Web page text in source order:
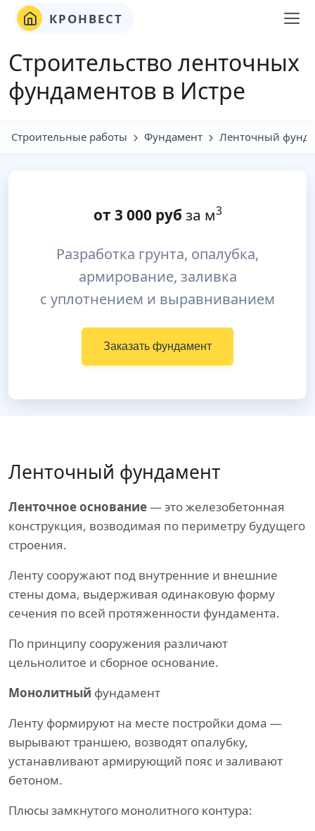
КРОНВЕСТ
Строительство ленточных
фундаментов в Истре
Строительные работы Фундамент Ленточный
от 3 000руб за м3
Разработка грунта, опалубка,
армирование, заливка
с уплотнением и выравниванием
Заказать фундамент
Ленточный фундамент
Ленточное основание— это железобетонная
конструкция, возводимая по периметру будущего
строения.
Ленту сооружают под внутренние и внешние
стены дома, выдерживая одинаковую форму
сечения по всей протяженности фундамента.
По принципу сооружения различают
цельнолитое и сборное основание.
Монолитный фундамент
Ленту формируют на месте постройки дома —
вырывают траншею, возводят опалубку,
устанавливают армирующий пояс и заливают
бетоном.
Плюсы замкнутого монолитного контура: